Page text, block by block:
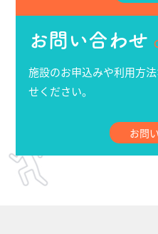
お問い合わせ
施設のお申込みや利用方
せください。
お問